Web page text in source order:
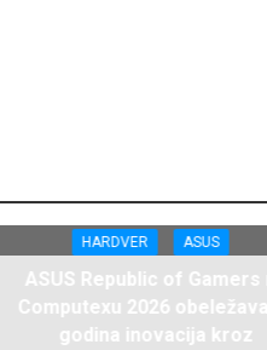
HARDVER ASUS
ASUS Republic of Gamers
Computexu 2026
godina inovacija kroz